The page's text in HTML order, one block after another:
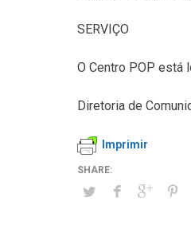
SERVIÇO
O Centro POP está
Diretoria de
Imprimir